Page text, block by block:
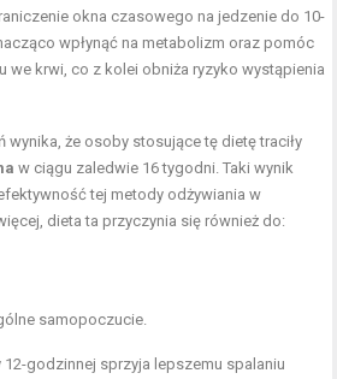
okna czasowego na jedzenie do 10-
wpłynąć na metabolizm oraz pomóc
we krwi, co z kolei obniża ryzyko wystąpienia
że osoby stosujące tę dietę traciły
w ciągu zaledwie 16 tygodni. Taki wynik
tej metody odżywiania w
dieta ta przyczynia się również do:
samopoczucie.
godzinnej sprzyja lepszemu spalaniu